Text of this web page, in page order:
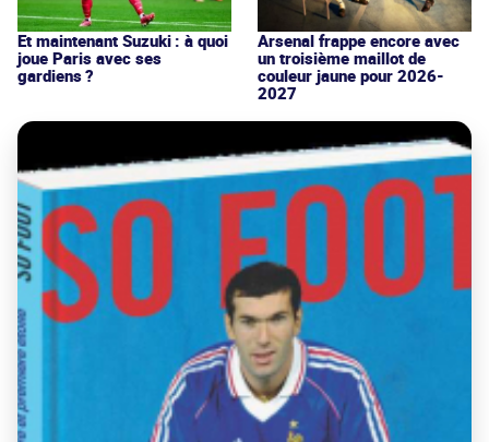
Et maintenant Suzuki : à quoi
joue Paris avec ses
gardiens ?
Arsenal frappe encore avec
un troisième maillot de
couleur jaune pour 2026-
2027